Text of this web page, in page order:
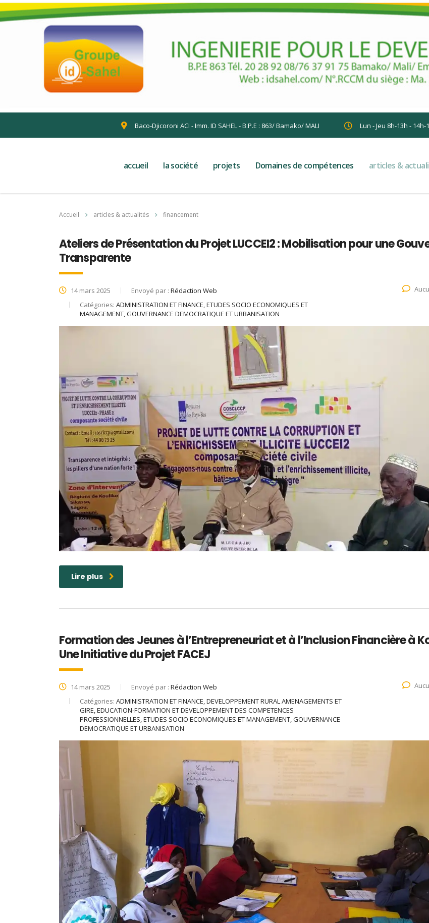
Baco-Djicoroni ACI - Imm. ID SAHEL - B.P.E : 863/ Bamako/ MALI Lun - Jeu 8h-13h -
accueil la société projets Domaines de compétences articles &
Accueil articles & actualités financement
Ateliers de Présentation du Projet LUCCEI2 : Mobilisation pour une
Transparente
14 mars 2025 Envoyé par : Rédaction Web
Catégories: ADMINISTRATION ET FINANCE, ETUDES SOCIO ECONOMIQUES ET
MANAGEMENT, GOUVERNANCE DEMOCRATIQUE ET URBANISATION
Lire plus
Formation des Jeunes à l’Entrepreneuriat et à l’Inclusion Financière à
Une Initiative du Projet FACEJ
14 mars 2025 Envoyé par : Rédaction Web
Catégories: ADMINISTRATION ET FINANCE, DEVELOPPEMENT RURAL AMENAGEMENTS ET
GIRE, EDUCATION-FORMATION ET DEVELOPPEMENT DES COMPETENCES
PROFESSIONNELLES, ETUDES SOCIO ECONOMIQUES ET MANAGEMENT, GOUVERNANCE
DEMOCRATIQUE ET URBANISATION